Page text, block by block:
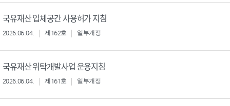
국유재산 입체공간 사용허가 지침
2026.06.04. 제162호 일부개정
국유재산 위탁개발사업 운용지침
2026.06.04. 제161호 일부개정